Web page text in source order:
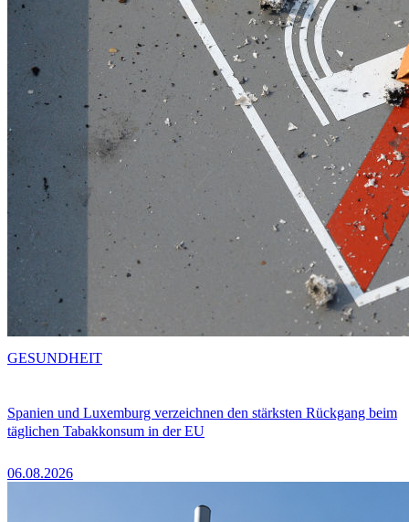
Spanien und Luxemburg verzeichnen den stärksten Rückgang beim
täglichen Tabakkonsum in der EU
06.08.2026
GESUNDHEIT